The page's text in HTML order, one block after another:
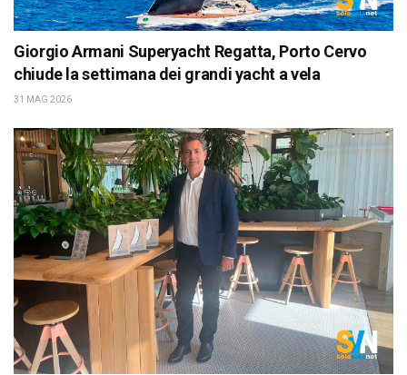
Giorgio Armani Superyacht Regatta, Porto Cervo
chiude la settimana dei grandi yacht a vela
31 MAG 2026